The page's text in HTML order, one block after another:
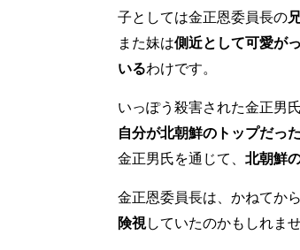
子としては金正恩委員長の
また妹は側近として可愛が
いるわけです。
いっぽう殺害された金正男氏
自分が北朝鮮のトップだっ
金正男氏を通じて、 北朝鮮
金正恩委員長は、かねてから
険視していたのかもしれませ